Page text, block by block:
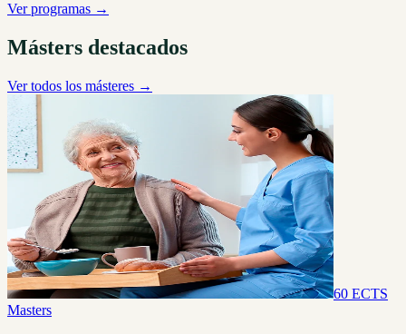
Ver programas →
Másters destacados
Ver todos los másteres →
60 ECTS
Masters